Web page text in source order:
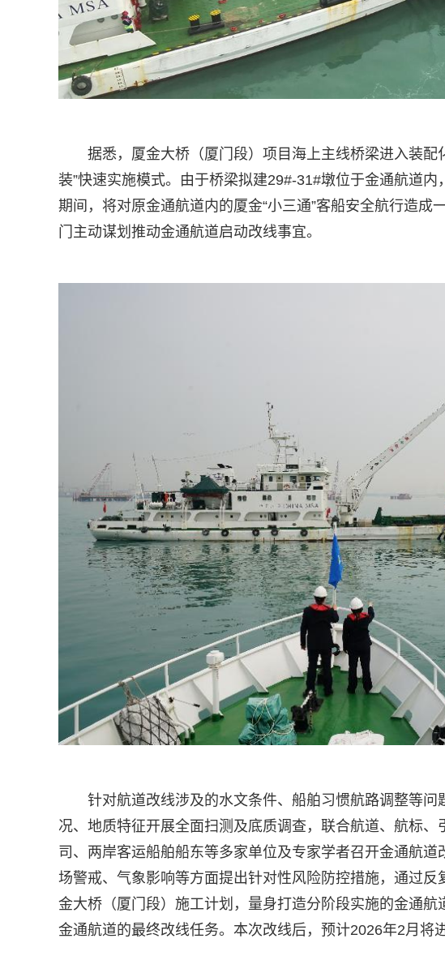
据悉，厦金大桥（厦门段）项目海上主线桥梁进入装
装”快速实施模式。由于桥梁拟建29#-31#墩位于金通航道
期间，将对原金通航道内的厦金“小三通”客船安全航行造
门主动谋划推动金通航道启动改线事宜。
针对航道改线涉及的水文条件、船舶习惯航路调整等
况、地质特征开展全面扫测及底质调查，联合航道、航标
司、两岸客运船舶船东等多家单位及专家学者召开金通航
场警戒、气象影响等方面提出针对性风险防控措施，通过
金大桥（厦门段）施工计划，量身打造分阶段实施的金通
金通航道的最终改线任务。本次改线后，预计2026年2月将